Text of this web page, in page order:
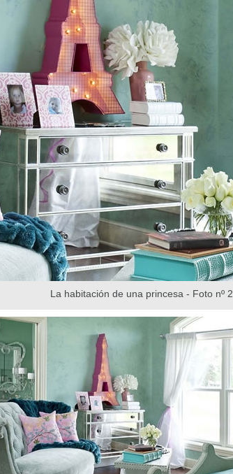
La habitación de una princesa - Foto nº 2